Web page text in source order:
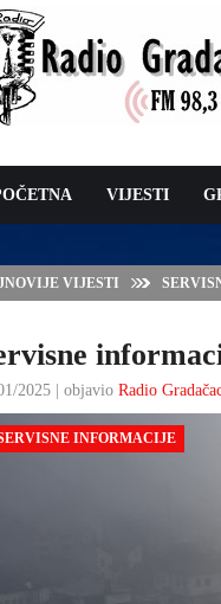
VIJESTI
VIJESTI
JAVNI
2025 | objavio Radio
INFORMACIJE